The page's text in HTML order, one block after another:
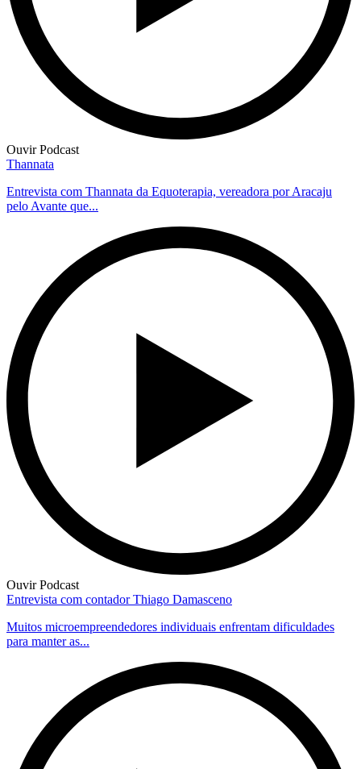
Ouvir Podcast
Thannata
Entrevista com Thannata da Equoterapia, vereadora por Aracaju
pelo Avante que...
Ouvir Podcast
Entrevista com contador Thiago Damasceno
Muitos microempreendedores individuais enfrentam dificuldades
para manter as...